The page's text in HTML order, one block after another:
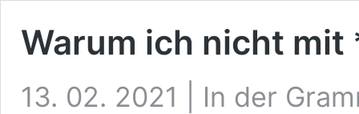
Warum ich nicht mit
13. 02. 2021 | In der